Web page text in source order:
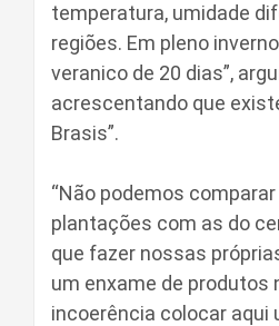
temperatura, umidade
regiões. Em pleno
veranico de 20 dias”,
acrescentando que
Brasis”.
“Não podemos
plantações com as do
que fazer nossas
um enxame de produtos
incoerência colocar aqui